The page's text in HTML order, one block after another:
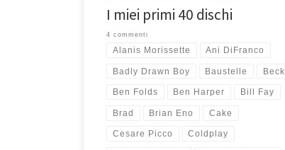
I miei primi 40 dischi
4 commenti
Alanis Morissette Ani DiFranco
Badly Drawn Boy Baustelle Beck
Ben Folds Ben Harper Bill Fay
Brad Brian Eno Cake
Cesare Picco Coldplay